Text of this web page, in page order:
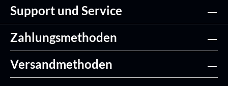
Support und Service
Zahlungsmethoden
Versandmethoden